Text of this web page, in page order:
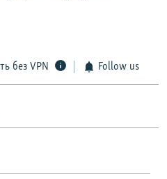
без VPN Follow us